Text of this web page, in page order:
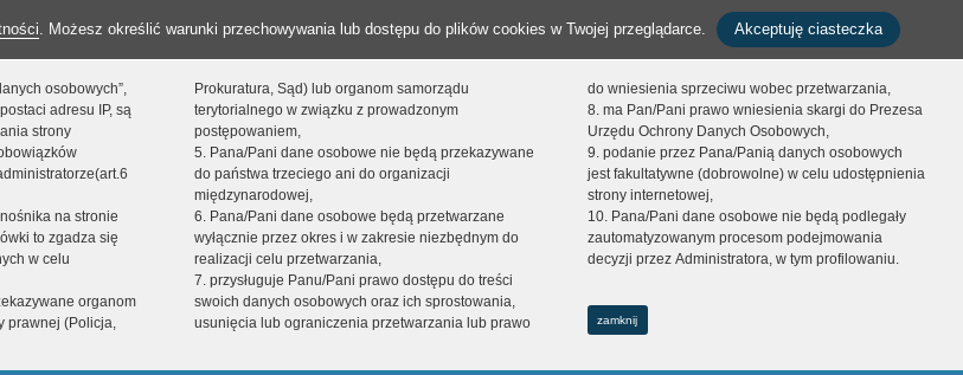
. Możesz określić warunki przechowywania lub dostępu do plików cookies w Twojej przeglądarce. Akceptuję ciasteczka
osobowych”,
adresu IP, są
strony
na stronie
to zgadza się
w celu
organom
prawnej (Policja,
Prokuratura, Sąd) lub organom samorządu
terytorialnego w związku z prowadzonym
postępowaniem,
5. Pana/Pani dane osobowe nie będą przekazywane
do państwa trzeciego ani do organizacji
międzynarodowej,
6. Pana/Pani dane osobowe będą przetwarzane
wyłącznie przez okres i w zakresie niezbędnym do
realizacji celu przetwarzania,
7. przysługuje Panu/Pani prawo dostępu do treści
swoich danych osobowych oraz ich sprostowania,
usunięcia lub ograniczenia przetwarzania lub prawo
do wniesienia sprzeciwu wobec przetwarzania,
8. ma Pan/Pani prawo wniesienia skargi do Prezesa
Urzędu Ochrony Danych Osobowych,
9. podanie przez Pana/Panią danych osobowych
jest fakultatywne (dobrowolne) w celu udostępnienia
strony internetowej,
10. Pana/Pani dane osobowe nie będą podlegały
zautomatyzowanym procesom podejmowania
decyzji przez Administratora, w tym profilowaniu.
zamknij